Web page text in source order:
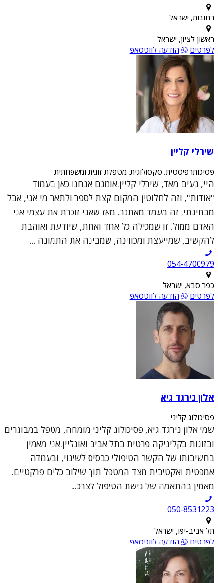
רחובות, ישראל
ראשון לציון, ישראל
לפרטים
הודעה לווטסאפ
שירלי קליין
פסיכותרפיסטית, סקסולוגית, מטפלת זוגית ומשפחתית
היי, נעים מאד, שירלי קליין.אומנם אנחנו כאן בעמוד
"אודות", וזה לחלוטין המקום קצת לספר ולתאר מי אני, אבל
מבחינתי, זה מעמד מאתגר. מאז שאני זוכרת את עצמי אני
האדם ממול. זו שמכילה כל אחד ואחת, שיודעת ואוהבת
להקשיב, שמייעצת ומכווינה, שמבינה את התמונה ...
054-4700979
כפר סבא, ישראל
לפרטים
הודעה לווטסאפ
אלון נירגד גיא
פסיכולוג קליני
שמי אלון נירגד גיא, פסיכולוג קליני מומחה, מטפל במבוגרים
ובזוגות בקליניקה פרטית בתל אביב ואונליין.אני מאמין
בחשיבותו של הקשר הטיפולי כבסיס לשינוי, ובעמדה
אמפטית ואקטיבית מצד המטפל תוך שילוב כלים פרקטיים.
מאמין בהתאמה של גישת הטיפול לצרכ...
050-8531223
תל אביב-יפו, ישראל
לפרטים
הודעה לווטסאפ